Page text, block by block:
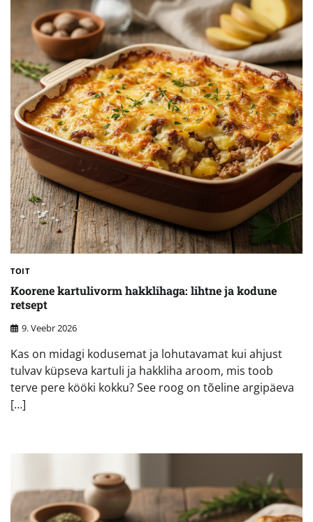
TOIT
Koorene kartulivorm hakklihaga: lihtne ja kodune
retsept
9. Veebr 2026
Kas on midagi kodusemat ja lohutavamat kui ahjust
tulvav küpseva kartuli ja hakkliha aroom, mis toob
terve pere kööki kokku? See roog on tõeline argipäeva
[…]